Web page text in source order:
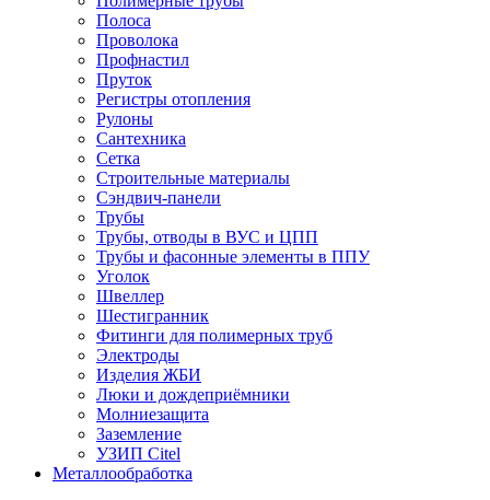
Полоса
Проволока
Профнастил
Пруток
Регистры отопления
Рулоны
Сантехника
Сетка
Строительные материалы
Сэндвич-панели
Трубы
Трубы, отводы в ВУС и ЦПП
Трубы и фасонные элементы в ППУ
Уголок
Швеллер
Шестигранник
Фитинги для полимерных труб
Электроды
Изделия ЖБИ
Люки и дождеприёмники
Молниезащита
Заземление
УЗИП Citel
Металлообработка